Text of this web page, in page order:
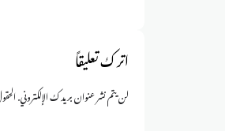
اترك تعليقاً
لن يتم نشر عنوان بريدك الإلكتروني.